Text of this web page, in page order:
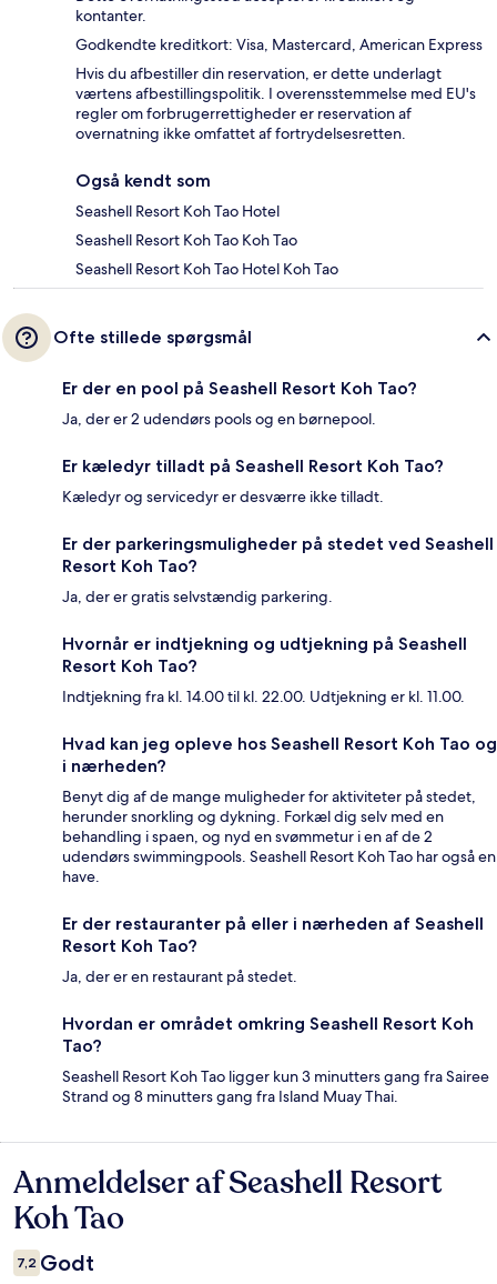
kontanter.
Godkendte kreditkort: Visa, Mastercard, American Express
Hvis du afbestiller din reservation, er dette underlagt
værtens afbestillingspolitik. I overensstemmelse med EU's
regler om forbrugerrettigheder er reservation af
overnatning ikke omfattet af fortrydelsesretten.
Også kendt som
Seashell Resort Koh Tao Hotel
Seashell Resort Koh Tao Koh Tao
Seashell Resort Koh Tao Hotel Koh Tao
Ofte stillede spørgsmål
Er der en pool på Seashell Resort Koh Tao?
Ja, der er 2 udendørs pools og en børnepool.
Er kæledyr tilladt på Seashell Resort Koh Tao?
Kæledyr og servicedyr er desværre ikke tilladt.
Er der parkeringsmuligheder på stedet ved Seashell
Resort Koh Tao?
Ja, der er gratis selvstændig parkering.
Hvornår er indtjekning og udtjekning på Seashell
Resort Koh Tao?
Indtjekning fra kl. 14.00 til kl. 22.00. Udtjekning er kl. 11.00.
Hvad kan jeg opleve hos Seashell Resort Koh Tao og
i nærheden?
Benyt dig af de mange muligheder for aktiviteter på stedet,
herunder snorkling og dykning. Forkæl dig selv med en
behandling i spaen, og nyd en svømmetur i en af de 2
udendørs swimmingpools. Seashell Resort Koh Tao har også en
have.
Er der restauranter på eller i nærheden af Seashell
Resort Koh Tao?
Ja, der er en restaurant på stedet.
Hvordan er området omkring Seashell Resort Koh
Tao?
Seashell Resort Koh Tao ligger kun 3 minutters gang fra Sairee
Strand og 8 minutters gang fra Island Muay Thai.
Anmeldelser
Anmeldelser af Seashell Resort
Koh Tao
7,2 Godt